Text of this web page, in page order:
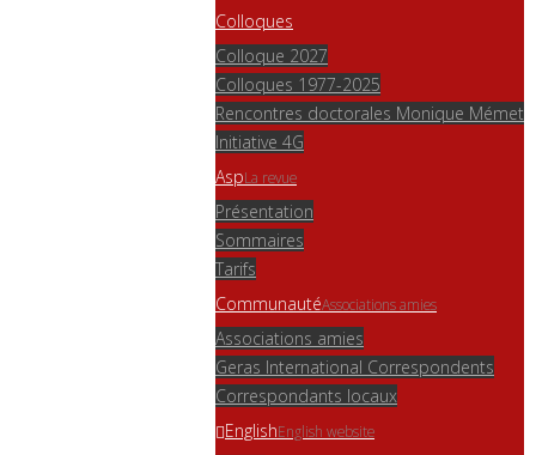
Colloques
Colloque 2027
Colloques 1977-2025
Rencontres doctorales Monique Mémet
Initiative 4G
AspLa revue
Présentation
Sommaires
Tarifs
CommunautéAssociations amies
Associations amies
Geras International Correspondents
Correspondants locaux
EnglishEnglish website